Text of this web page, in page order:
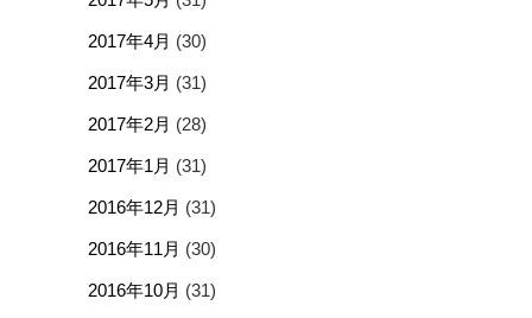
2017年4月 (30)
2017年3月 (31)
2017年2月 (28)
2017年1月 (31)
2016年12月 (31)
2016年11月 (30)
2016年10月 (31)